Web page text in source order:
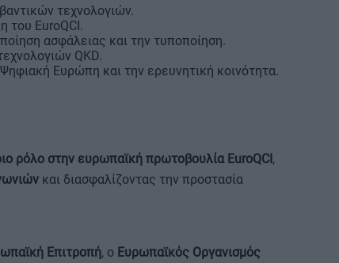
τεχνολογιών.
του EuroQCI.
ασφάλειας και την τυποποίηση.
QKD.
Ευρώπη και την ερευνητική κοινότητα.
ρόλο στην ευρωπαϊκή πρωτοβουλία EuroQCI ,
και διασφαλίζοντας την προστασία
Επιτροπή, ο Ευρωπαϊκός Οργανισμός